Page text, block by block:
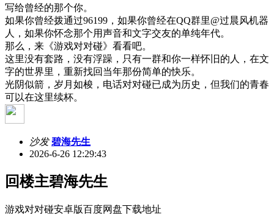
写给曾经的那个你。
如果你曾经拨通过96199，如果你曾经在QQ群里@过晨风机器
人，如果你怀念那个用声音和文字交友的单纯年代。
那么，来《游戏对对碰》看看吧。
这里没有套路，没有浮躁，只有一群和你一样怀旧的人，在文
字的世界里，重新找回当年那份简单的快乐。
光阴似箭，岁月如梭，电话对对碰已成为历史，但我们的青春
可以在这里续杯。
沙发 碧海先生
2026-6-26 12:29:43
回楼主碧海先生
游戏对对碰安卓版百度网盘下载地址